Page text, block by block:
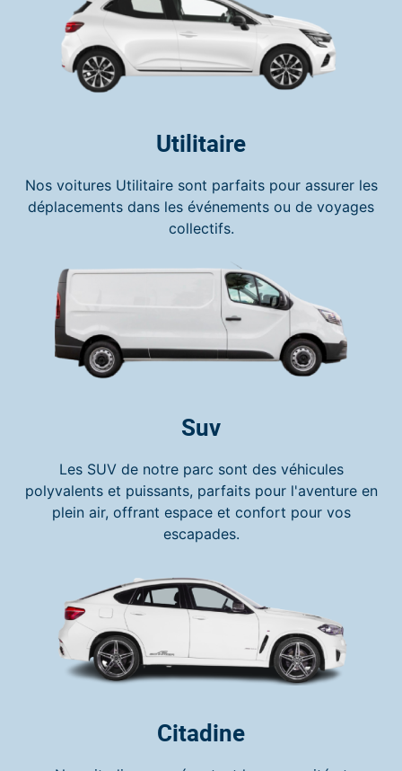
Utilitaire
Nos voitures Utilitaire sont parfaits pour assurer les
déplacements dans les événements ou de voyages
collectifs.
Suv
Les SUV de notre parc sont des véhicules
polyvalents et puissants, parfaits pour l'aventure en
plein air, offrant espace et confort pour vos
escapades.
Citadine